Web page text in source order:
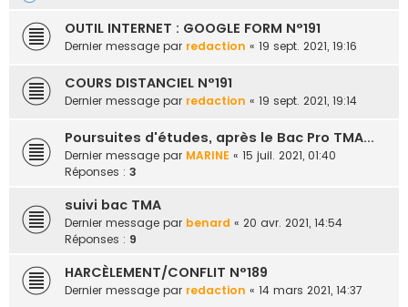
OUTIL INTERNET : GOOGLE FORM N°191
Dernier message par redaction « 19 sept. 2021, 19:16
COURS DISTANCIEL N°191
Dernier message par redaction « 19 sept. 2021, 19:14
Poursuites d'études, après le Bac Pro TMA...
Dernier message par MARINE « 15 juil. 2021, 01:40
Réponses : 3
suivi bac TMA
Dernier message par benard « 20 avr. 2021, 14:54
Réponses : 9
HARCÈLEMENT/CONFLIT N°189
Dernier message par redaction « 14 mars 2021, 14:37